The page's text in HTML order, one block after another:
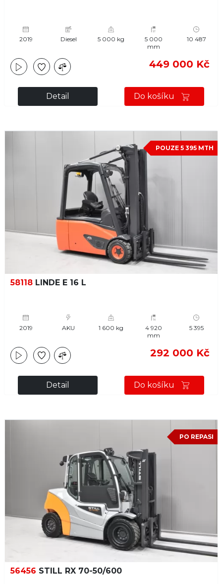
2019 Diesel 5 000 kg
5 000
mm
10 487
449 000 Kč
Detail Do košíku
POUZE 5 395 MTH
58118 LINDE E 16 L
2019 AKU 1 600 kg
4 920
mm
5 395
292 000 Kč
Detail Do košíku
PO REPASI
56456 STILL RX 70-50/600